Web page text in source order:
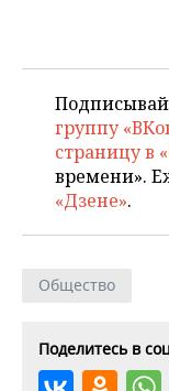
группу
страницу в
времени».
«Дзене».
Общество
Поделитесь в